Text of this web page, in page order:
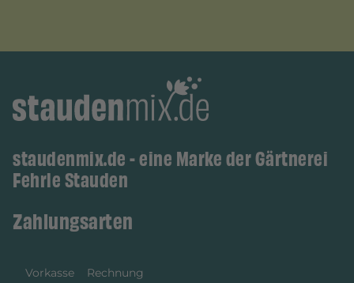
staudenmix.de - eine Marke der Gärtnerei
Fehrle Stauden
Zahlungsarten
Vorkasse Rechnung